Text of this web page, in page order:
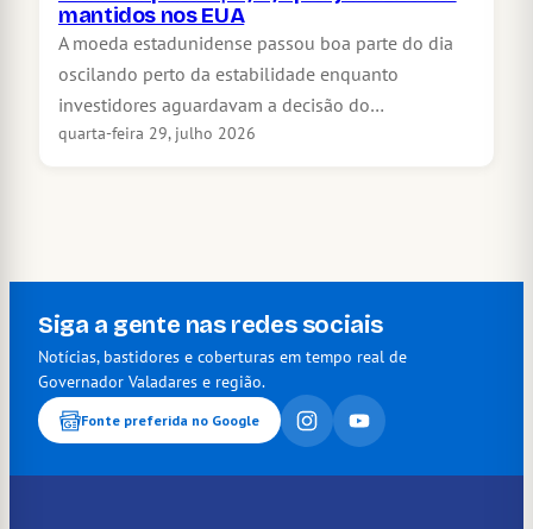
mantidos nos EUA
A moeda estadunidense passou boa parte do dia
oscilando perto da estabilidade enquanto
investidores aguardavam a decisão do…
quarta-feira 29, julho 2026
Siga a gente nas redes sociais
Notícias, bastidores e coberturas em tempo real de
Governador Valadares e região.
Fonte preferida no Google